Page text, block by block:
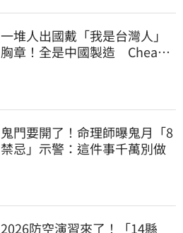
一堆人出國戴「我是台灣人」
胸章！全是中國製造 Cheap
鬼門要開了！命理師曝鬼月「8
禁忌」示警：這件事千萬別做
2026防空演習來了！「14縣